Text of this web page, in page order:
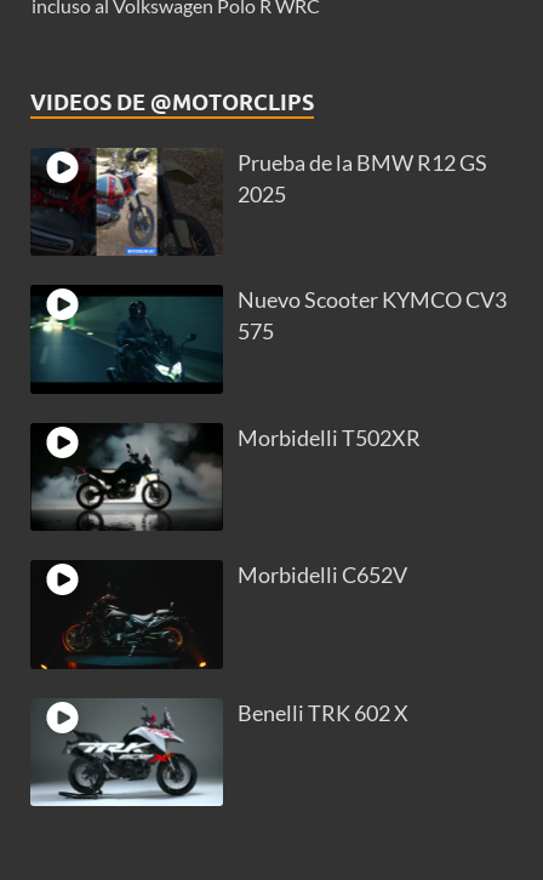
incluso al Volkswagen Polo R WRC
VIDEOS DE @MOTORCLIPS
Prueba de la BMW R12 GS
2025
Nuevo Scooter KYMCO CV3
575
Morbidelli T502XR
Morbidelli C652V
Benelli TRK 602 X